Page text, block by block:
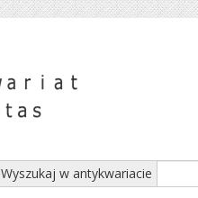
Wyszukaj w antykwariacie